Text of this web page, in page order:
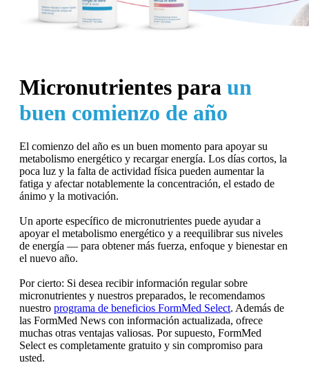
Micronutrientes para un
buen comienzo de año
El comienzo del año es un buen momento para apoyar su
metabolismo energético y recargar energía. Los días cortos, la
poca luz y la falta de actividad física pueden aumentar la
fatiga y afectar notablemente la concentración, el estado de
ánimo y la motivación.
Un aporte específico de micronutrientes puede ayudar a
apoyar el metabolismo energético y a reequilibrar sus niveles
de energía — para obtener más fuerza, enfoque y bienestar en
el nuevo año.
Por cierto: Si desea recibir información regular sobre
micronutrientes y nuestros preparados, le recomendamos
nuestro programa de beneficios FormMed Select. Además de
las FormMed News con información actualizada, ofrece
muchas otras ventajas valiosas. Por supuesto, FormMed
Select es completamente gratuito y sin compromiso para
usted.